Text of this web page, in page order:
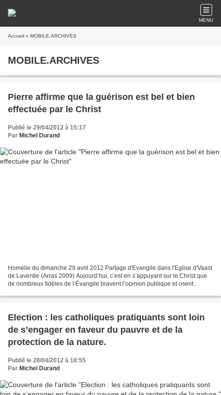
MENU
Accueil » MOBILE.ARCHIVES
MOBILE.ARCHIVES
Pierre affirme que la guérison est bel et bien
effectuée par le Christ
Publié le 29/04/2012 à 15:17
Par Michel Durand
Homélie du dimanche 29 avril 2012 Partage d'Evangile dans l'Eglise d'Vaast
de Laventie (Arras 2009) Aujourd’hui, c’est en s’appuyant sur le Christ que
de nombreux fidèles de l’Évangile bravent l’opinion publique et osent
Election : les catholiques pratiquants sont loin
de s’engager en faveur du pauvre et de la
protection de la nature.
Publié le 28/04/2012 à 18:55
Par Michel Durand